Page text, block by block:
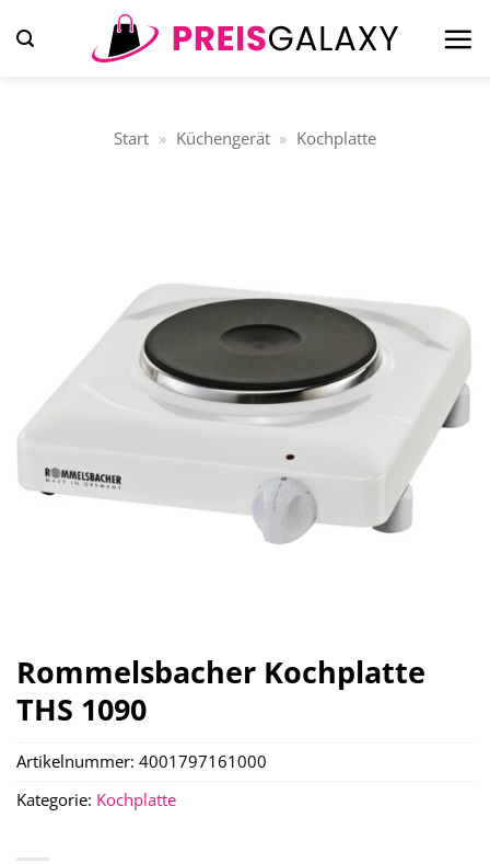
Inhalt
Start » Küchengerät » Kochplatte
Rommelsbacher Kochplatte
THS 1090
Artikelnummer: 4001797161000
Kategorie: Kochplatte